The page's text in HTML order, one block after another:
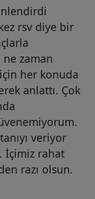
rsv diye bir
ne zaman
her konuda
anlattı. Çok
veriyor
İçimiz rahat
razı olsun.